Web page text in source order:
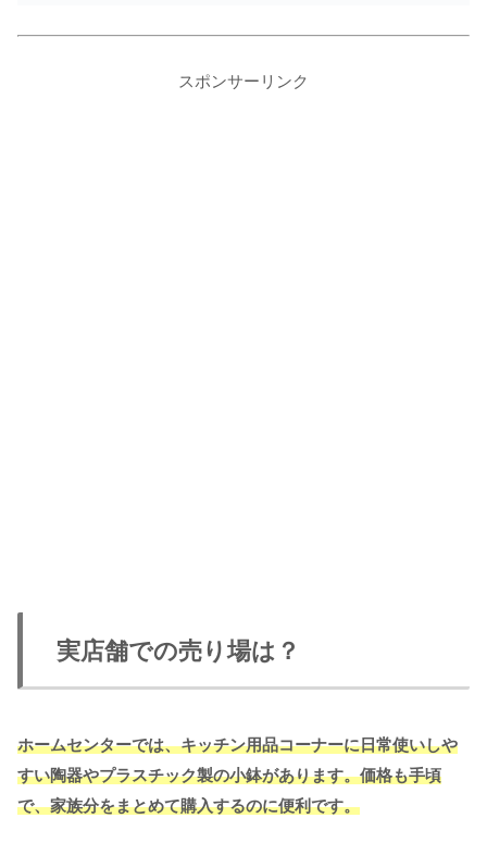
スポンサーリンク
実店舗での売り場は？
ホームセンターでは、キッチン用品コーナーに日常使いしや
すい陶器やプラスチック製の小鉢があります。価格も手頃
で、家族分をまとめて購入するのに便利です。